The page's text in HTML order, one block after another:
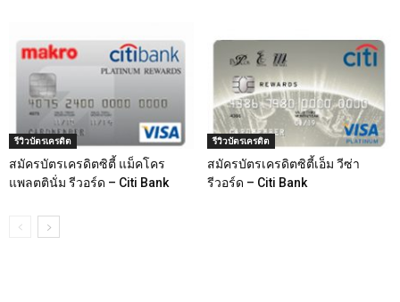
รีวิวบัตรเครดิต
สมัครบัตรเครดิตซิตี้ แม็คโคร
แพลตตินั่ม รีวอร์ด – Citi Bank
รีวิวบัตรเครดิต
สมัครบัตรเครดิตซิตี้เอ็ม วีซ่า
รีวอร์ด – Citi Bank